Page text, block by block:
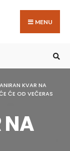
MENU
KVAR NA
ĆE OD VEČERAS
NA